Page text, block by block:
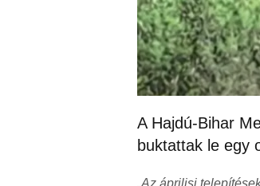
A Hajdú-Bihar
buktattak le egy
„Az áprilisi